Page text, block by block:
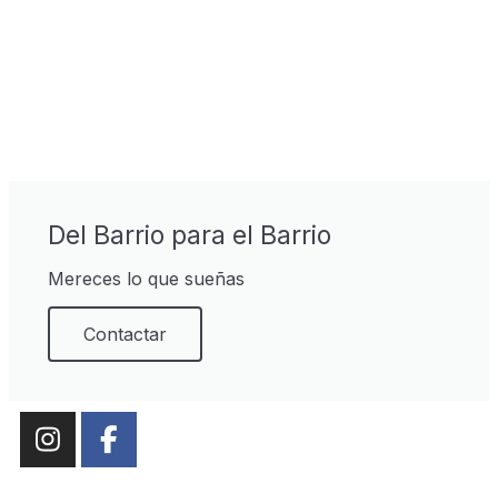
Del Barrio para el Barrio
Mereces lo que sueñas
Contactar